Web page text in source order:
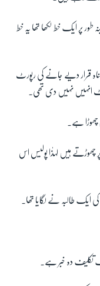
طور پر ایک خط لکھا تھا یہ خط
قرار دیے جانے کی رپورٹ
انہیں نہیں دی تھی۔
ہے۔
چھوڑتے ہیں لہذٰا پولیس اس
ایک طالبہ نے لگایا تھا۔
تکلیف دہ خبر ہے۔